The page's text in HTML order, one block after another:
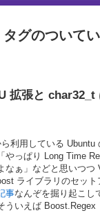
タグのついて
拡張と char32_t
利用している Ubuntu
やっぱり Long Time
なぁ」などと思いつ
ライブラリのセッ
事なんぞを掘り起こし
ういえば Boost.Regex